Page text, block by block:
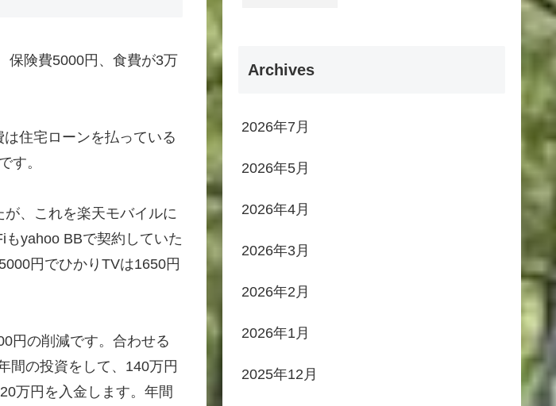
保険費5000円、食費が3万
住宅ローンを払っている
す。
、これを楽天モバイルに
yahoo BBで契約していた
円でひかりTVは1650円
円の削減です。合わせる
間の投資をして、140万円
万円を入金します。年間
Archives
2026年7月
2026年5月
2026年4月
2026年3月
2026年2月
2026年1月
2025年12月